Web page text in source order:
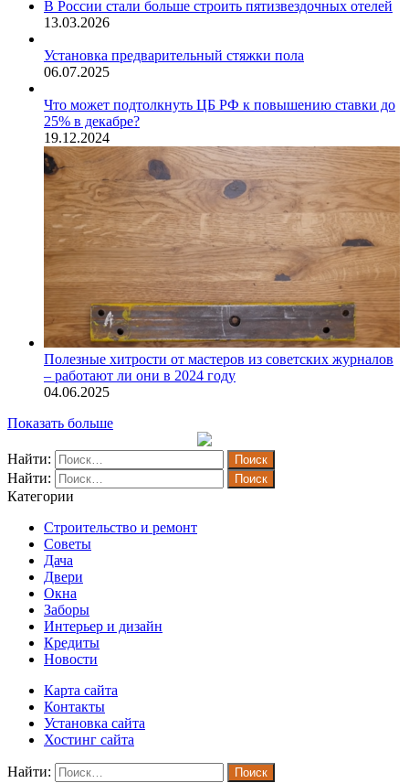
В России стали больше строить пятизвездочных отелей
13.03.2026
Установка предварительный стяжки пола
06.07.2025
Что может подтолкнуть ЦБ РФ к повышению ставки до
25% в декабре?
19.12.2024
Полезные хитрости от мастеров из советских журналов
– работают ли они в 2024 году
04.06.2025
Показать больше
Найти:
Найти:
Категории
Строительство и ремонт
Советы
Дача
Двери
Окна
Заборы
Интерьер и дизайн
Кредиты
Новости
Карта сайта
Контакты
Установка сайта
Хостинг сайта
Найти: